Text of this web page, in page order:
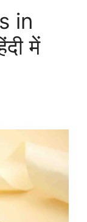
in
में